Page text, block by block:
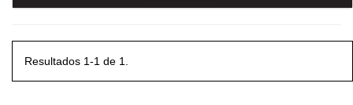
Resultados 1-1 de 1.